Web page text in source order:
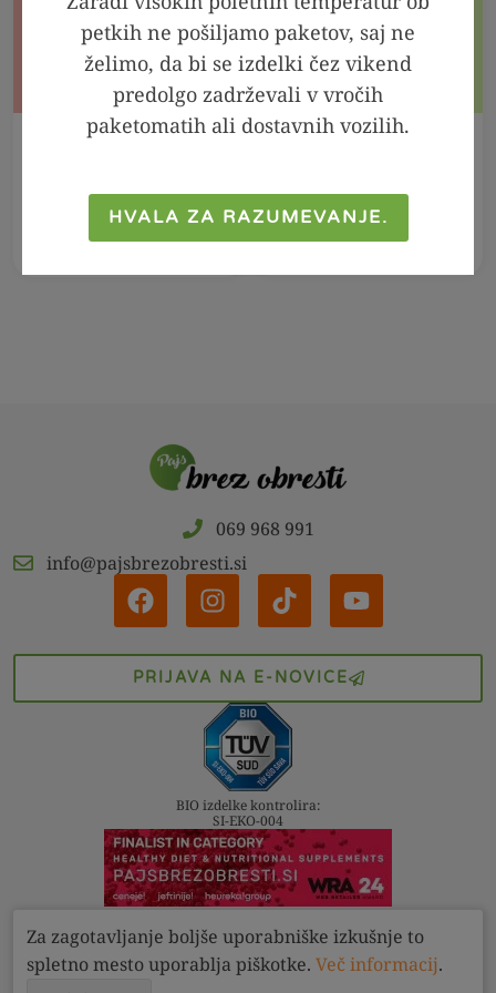
Sadni namaz jagoda
- brez dodanega
Eritritol v prahu z
magnezijem, 250g
5,59
069 968 991
info@pajsbrezobresti.si
PRIJAVA NA E-NOVICE
BIO izdelke kontrolira:
SI-EKO-004
KontaktPogojiZasebnost
Pajs brez obresti d.o.o. 2022 - 2026. Vse pravice pridržane.
Za zagotavljanje boljše uporabniške izkušnje to
spletno mesto uporablja piškotke. Več informacij.
petkih ne pošiljamo paketov, saj ne
želimo, da bi se izdelki čez vikend
predolgo zadrževali v vročih
paketomatih ali dostavnih vozilih.
HVALA ZA RAZUMEVANJE.